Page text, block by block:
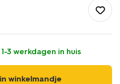
dekbedovertrek-
3 werkdagen in huis
in winkelmandje